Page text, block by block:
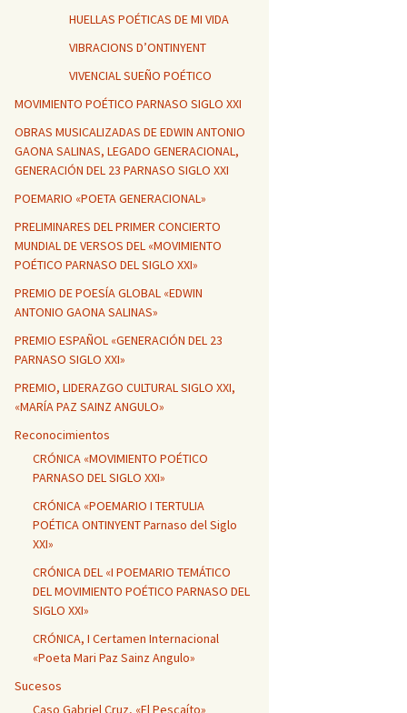
HUELLAS POÉTICAS DE MI VIDA
VIBRACIONS D’ONTINYENT
VIVENCIAL SUEÑO POÉTICO
MOVIMIENTO POÉTICO PARNASO SIGLO XXI
OBRAS MUSICALIZADAS DE EDWIN ANTONIO
GAONA SALINAS, LEGADO GENERACIONAL,
GENERACIÓN DEL 23 PARNASO SIGLO XXI
POEMARIO «POETA GENERACIONAL»
PRELIMINARES DEL PRIMER CONCIERTO
MUNDIAL DE VERSOS DEL «MOVIMIENTO
POÉTICO PARNASO DEL SIGLO XXI»
PREMIO DE POESÍA GLOBAL «EDWIN
ANTONIO GAONA SALINAS»
PREMIO ESPAÑOL «GENERACIÓN DEL 23
PARNASO SIGLO XXI»
PREMIO, LIDERAZGO CULTURAL SIGLO XXI,
«MARÍA PAZ SAINZ ANGULO»
Reconocimientos
CRÓNICA «MOVIMIENTO POÉTICO
PARNASO DEL SIGLO XXI»
CRÓNICA «POEMARIO I TERTULIA
POÉTICA ONTINYENT Parnaso del Siglo
XXI»
CRÓNICA DEL «I POEMARIO TEMÁTICO
DEL MOVIMIENTO POÉTICO PARNASO DEL
SIGLO XXI»
CRÓNICA, I Certamen Internacional
«Poeta Mari Paz Sainz Angulo»
Sucesos
Caso Gabriel Cruz, «El Pescaíto»